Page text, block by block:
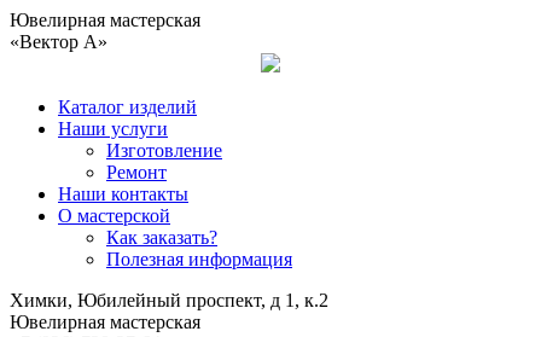
Ювелирная мастерская
«Вектор А»
Каталог изделий
Наши услуги
Изготовление
Ремонт
Наши контакты
О мастерской
Как заказать?
Полезная информация
Химки, Юбилейный проспект, д 1, к.2
Ювелирная мастерская